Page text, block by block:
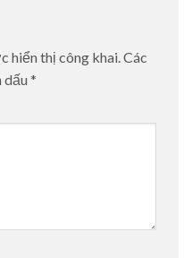
hiển thị công khai. Các
*